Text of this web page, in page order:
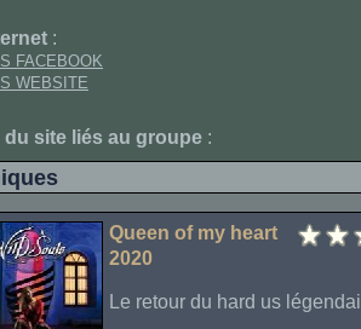
:
FACEBOOK
WEBSITE
du site liés au groupe :
Queen of my heart
2020
Le retour du hard us